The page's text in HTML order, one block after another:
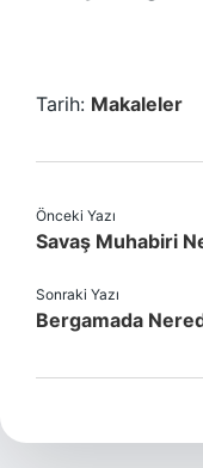
Tarih: Makaleler
Önceki Yazı
Savaş Muhabiri
Sonraki Yazı
Bergamada